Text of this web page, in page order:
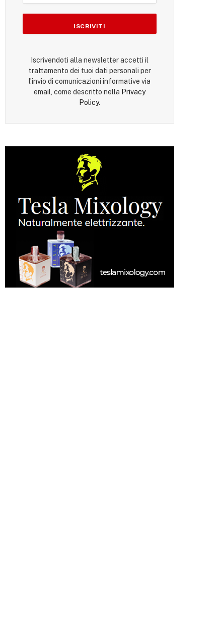
Iscrivendoti alla newsletter accetti il
trattamento dei tuoi dati personali per
l’invio di comunicazioni informative via
email, come descritto nella Privacy
Policy.